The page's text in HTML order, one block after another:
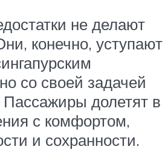
не делают
конечно, уступают
со своей задачей
долетят в
с комфортом,
и сохранности.